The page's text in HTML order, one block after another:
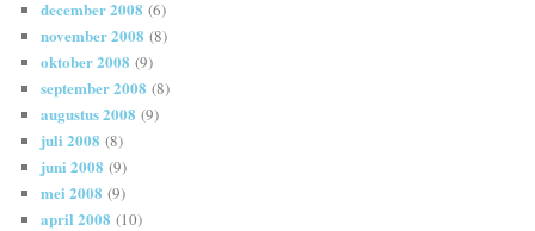
december 2008 (6)
november 2008 (8)
oktober 2008 (9)
september 2008 (8)
augustus 2008 (9)
juli 2008 (8)
juni 2008 (9)
mei 2008 (9)
april 2008 (10)